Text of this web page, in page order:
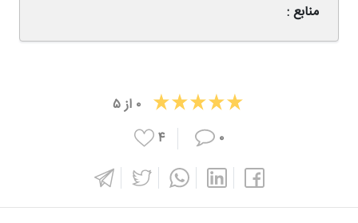
منابع :
۰ از۵
۰
۴